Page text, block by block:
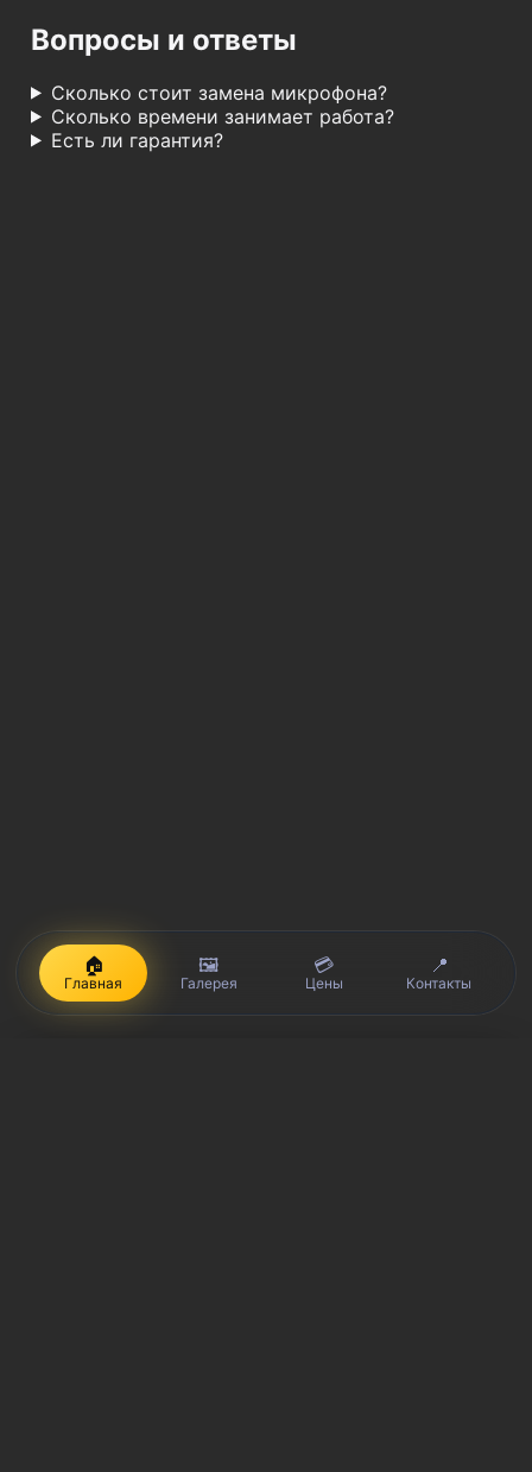
Вопросы и ответы
Сколько стоит замена микрофона?
Сколько времени занимает работа?
Есть ли гарантия?
🏠
Главная
🖼️
Галерея
💳
Цены
📍
Контакты